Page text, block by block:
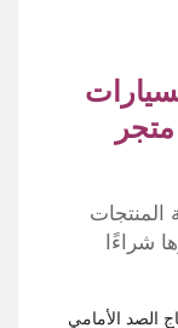
المنتجات
شراءًا
الصد الأمامي